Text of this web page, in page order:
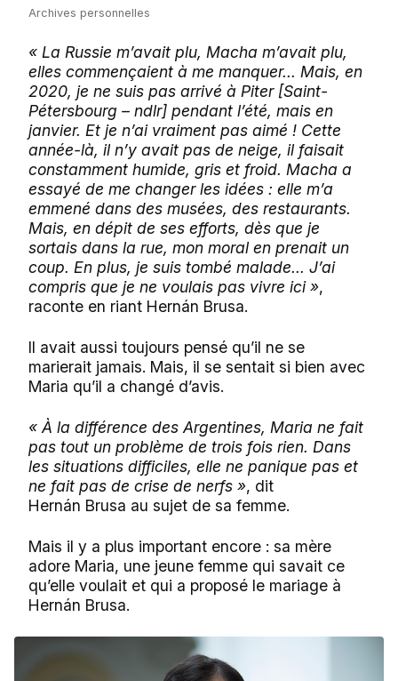
Archives personnelles
« La Russie m’avait plu, Macha m’avait plu,
elles commençaient à me manquer... Mais, en
2020, je ne suis pas arrivé à Piter [Saint-
Pétersbourg – ndlr] pendant l’été, mais en
janvier. Et je n’ai vraiment pas aimé ! Cette
année-là, il n’y avait pas de neige, il faisait
constamment humide, gris et froid. Macha a
essayé de me changer les idées : elle m’a
emmené dans des musées, des restaurants.
Mais, en dépit de ses efforts, dès que je
sortais dans la rue, mon moral en prenait un
coup. En plus, je suis tombé malade... J’ai
compris que je ne voulais pas vivre ici »,
raconte en riant Hernán Brusa.
Il avait aussi toujours pensé qu’il ne se
marierait jamais. Mais, il se sentait si bien avec
Maria qu’il a changé d’avis.
« À la différence des Argentines, Maria ne fait
pas tout un problème de trois fois rien. Dans
les situations difficiles, elle ne panique pas et
ne fait pas de crise de nerfs », dit
Hernán Brusa au sujet de sa femme.
Mais il y a plus important encore : sa mère
adore Maria, une jeune femme qui savait ce
qu’elle voulait et qui a proposé le mariage à
Hernán Brusa.